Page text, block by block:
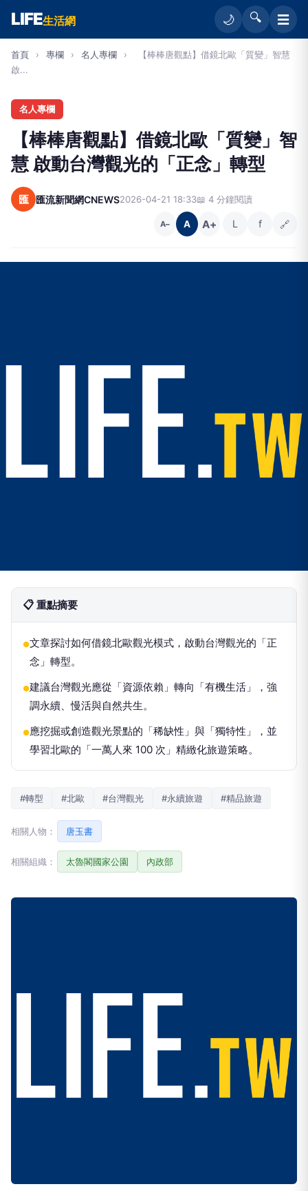
LIFE生活網 🌙 🔍 ☰
首頁 › 專欄 › 名人專欄 ›
【棒棒唐觀點】借鏡北歐「質變」智慧
啟...
名人專欄
【棒棒唐觀點】借鏡北歐「質變」智
慧 啟動台灣觀光的「正念」轉型
匯 匯流新聞網CNEWS2026-04-21 18:33📖 4 分鐘閱讀
A− A A+ L f 🔗
📋 重點摘要
●文章探討如何借鏡北歐觀光模式，啟動台灣觀光的「正
念」轉型。
●建議台灣觀光應從「資源依賴」轉向「有機生活」，強
調永續、慢活與自然共生。
●應挖掘或創造觀光景點的「稀缺性」與「獨特性」，並
學習北歐的「一萬人來 100 次」精緻化旅遊策略。
#轉型 #北歐 #台灣觀光 #永續旅遊 #精品旅遊
相關人物： 唐玉書
相關組織： 太魯閣國家公園 內政部